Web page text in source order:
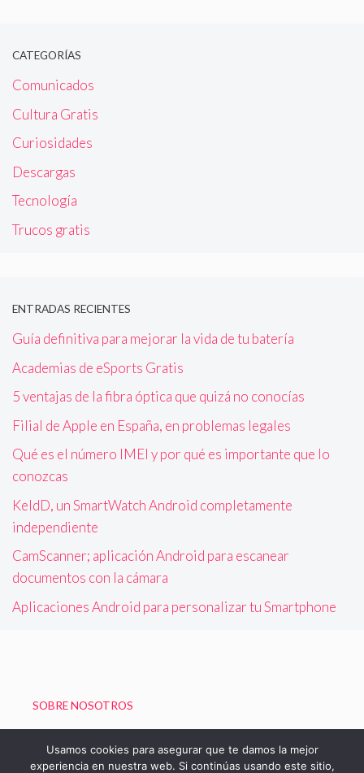
CATEGORÍAS
Comunicados
Cultura Gratis
Curiosidades
Descargas
Tecnología
Trucos gratis
ENTRADAS RECIENTES
Guía definitiva para mejorar la vida de tu batería
Academias de eSports Gratis
5 ventajas de la fibra óptica que quizá no conocías
Filial de Apple en España, en problemas legales
Qué es el número IMEI y por qué es importante que lo
conozcas
KeldD, un SmartWatch Android completamente
independiente
CamScanner; aplicación Android para escanear
documentos con la cámara
Aplicaciones Android para personalizar tu Smartphone
SOBRE NOSOTROS
Usamos cookies para asegurar que te damos la mejor
experiencia en nuestra web. Si continúas usando este sitio,